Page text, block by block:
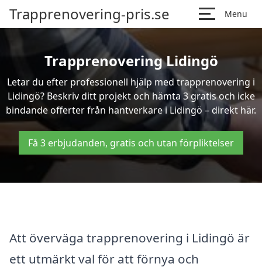
Trapprenovering-pris.se Menu
Trapprenovering Lidingö
Letar du efter professionell hjälp med trapprenovering i
Lidingö? Beskriv ditt projekt och hämta 3 gratis och icke
bindande offerter från hantverkare i Lidingö – direkt här.
Få 3 erbjudanden, gratis och utan förpliktelser
Att överväga trapprenovering i Lidingö är
ett utmärkt val för att förnya och